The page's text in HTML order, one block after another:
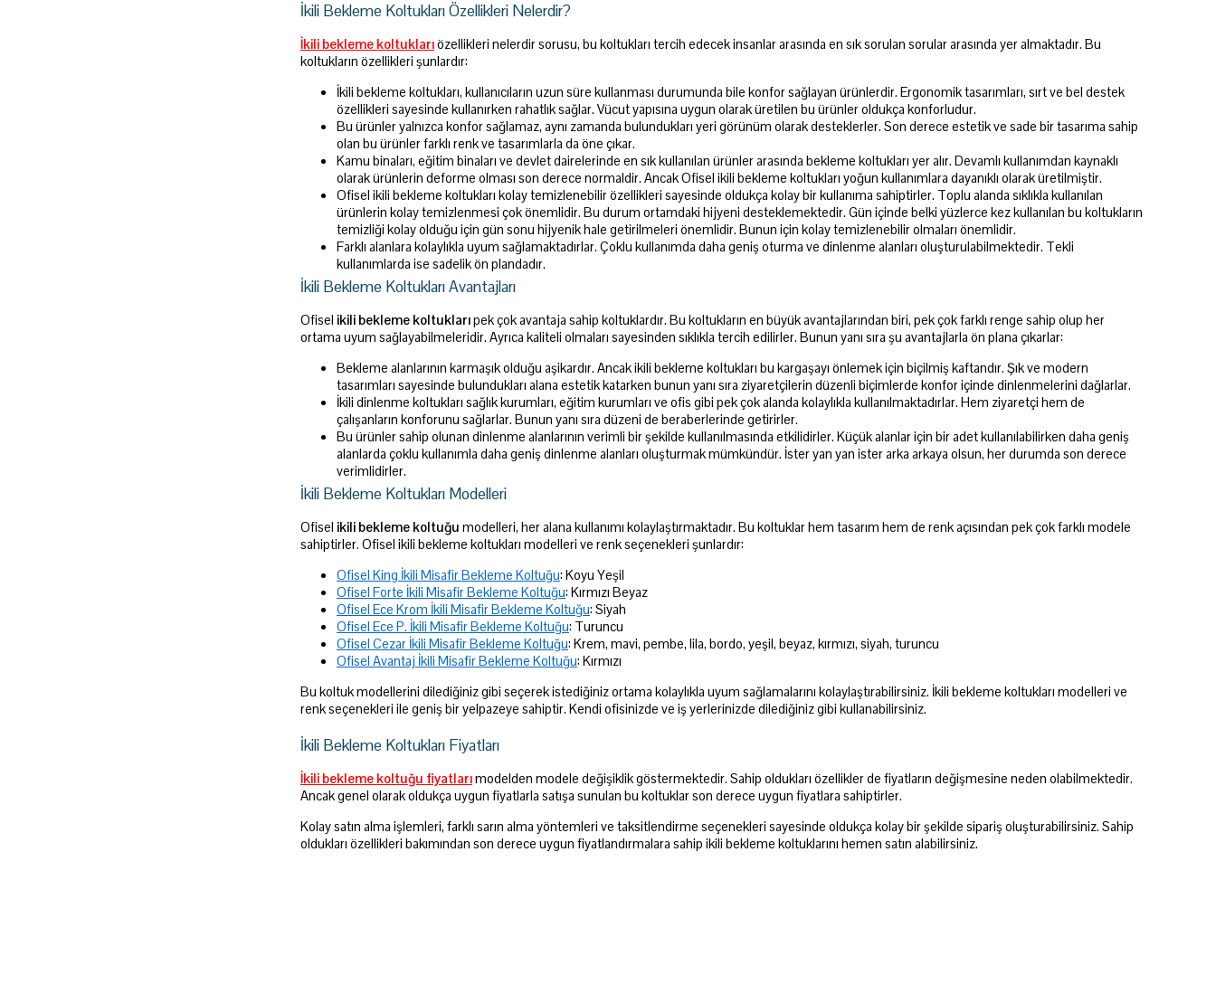
İkili Bekleme Koltukları Özellikleri Nelerdir?
İkili bekleme koltuklarıözellikleri nelerdir sorusu, bu koltukları tercih edecek insanlar arasında en sık sorulan sorular arasında yer almaktadır. Bu
koltukların özellikleri şunlardır:
İkili bekleme koltukları, kullanıcıların uzun süre kullanması durumunda bile konfor sağlayan ürünlerdir. Ergonomik tasarımları, sırt ve bel destek
özellikleri sayesinde kullanırken rahatlık sağlar. Vücut yapısına uygun olarak üretilen bu ürünler oldukça konforludur.
Bu ürünler yalnızca konfor sağlamaz, aynı zamanda bulundukları yeri görünüm olarak desteklerler. Son derece estetik ve sade bir tasarıma sahip
olan bu ürünler farklı renk ve tasarımlarla da öne çıkar.
Kamu binaları, eğitim binaları ve devlet dairelerinde en sık kullanılan ürünler arasında bekleme koltukları yer alır. Devamlı kullanımdan kaynaklı
olarak ürünlerin deforme olması son derece normaldir. Ancak Ofisel ikili bekleme koltukları yoğun kullanımlara dayanıklı olarak üretilmiştir.
Ofisel ikili bekleme koltukları kolay temizlenebilir özellikleri sayesinde oldukça kolay bir kullanıma sahiptirler. Toplu alanda sıklıkla kullanılan
ürünlerin kolay temizlenmesi çok önemlidir. Bu durum ortamdaki hijyeni desteklemektedir. Gün içinde belki yüzlerce kez kullanılan bu koltukların
temizliği kolay olduğu için gün sonu hijyenik hale getirilmeleri önemlidir. Bunun için kolay temizlenebilir olmaları önemlidir.
Farklı alanlara kolaylıkla uyum sağlamaktadırlar. Çoklu kullanımda daha geniş oturma ve dinlenme alanları oluşturulabilmektedir. Tekli
kullanımlarda ise sadelik ön plandadır.
İkili Bekleme Koltukları Avantajları
Ofisel ikili bekleme koltuklarıpek çok avantaja sahip koltuklardır. Bu koltukların en büyük avantajlarından biri, pek çok farklı renge sahip olup her
ortama uyum sağlayabilmeleridir. Ayrıca kaliteli olmaları sayesinden sıklıkla tercih edilirler. Bunun yanı sıra şu avantajlarla ön plana çıkarlar:
Bekleme alanlarının karmaşık olduğu aşikardır. Ancak ikili bekleme koltukları bu kargaşayı önlemek için biçilmiş kaftandır. Şık ve modern
tasarımları sayesinde bulundukları alana estetik katarken bunun yanı sıra ziyaretçilerin düzenli biçimlerde konfor içinde dinlenmelerini dağlarlar.
İkili dinlenme koltukları sağlık kurumları, eğitim kurumları ve ofis gibi pek çok alanda kolaylıkla kullanılmaktadırlar. Hem ziyaretçi hem de
çalışanların konforunu sağlarlar. Bunun yanı sıra düzeni de beraberlerinde getirirler.
Bu ürünler sahip olunan dinlenme alanlarının verimli bir şekilde kullanılmasında etkilidirler. Küçük alanlar için bir adet kullanılabilirken daha geniş
alanlarda çoklu kullanımla daha geniş dinlenme alanları oluşturmak mümkündür. İster yan yan ister arka arkaya olsun, her durumda son derece
verimlidirler.
İkili Bekleme Koltukları Modelleri
Ofisel ikili bekleme koltuğu modelleri, her alana kullanımı kolaylaştırmaktadır. Bu koltuklar hem tasarım hem de renk açısından pek çok farklı modele
sahiptirler. Ofisel ikili bekleme koltukları modelleri ve renk seçenekleri şunlardır:
Ofisel King İkili Misafir Bekleme Koltuğu: Koyu Yeşil
Ofisel Forte İkili Misafir Bekleme Koltuğu: Kırmızı Beyaz
Ofisel Ece Krom İkili Misafir Bekleme Koltuğu: Siyah
Ofisel Ece P. İkili Misafir Bekleme Koltuğu: Turuncu
Ofisel Cezar İkili Misafir Bekleme Koltuğu: Krem, mavi, pembe, lila, bordo, yeşil, beyaz, kırmızı, siyah, turuncu
Ofisel Avantaj İkili Misafir Bekleme Koltuğu: Kırmızı
Bu koltuk modellerini dilediğiniz gibi seçerek istediğiniz ortama kolaylıkla uyum sağlamalarını kolaylaştırabilirsiniz. İkili bekleme koltukları modelleri ve
renk seçenekleri ile geniş bir yelpazeye sahiptir. Kendi ofisinizde ve iş yerlerinizde dilediğiniz gibi kullanabilirsiniz.
İkili Bekleme Koltukları Fiyatları
İkili bekleme koltuğu fiyatlarımodelden modele değişiklik göstermektedir. Sahip oldukları özellikler de fiyatların değişmesine neden olabilmektedir.
Ancak genel olarak oldukça uygun fiyatlarla satışa sunulan bu koltuklar son derece uygun fiyatlara sahiptirler.
Kolay satın alma işlemleri, farklı sarın alma yöntemleri ve taksitlendirme seçenekleri sayesinde oldukça kolay bir şekilde sipariş oluşturabilirsiniz. Sahip
oldukları özellikleri bakımından son derece uygun fiyatlandırmalara sahip ikili bekleme koltuklarını hemen satın alabilirsiniz.